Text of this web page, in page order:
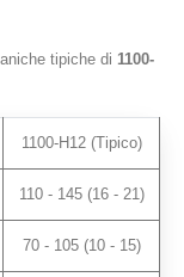
tipiche di 1100-
1100-H12 (Tipico)
110 - 145 (16 - 21)
70 - 105 (10 - 15)